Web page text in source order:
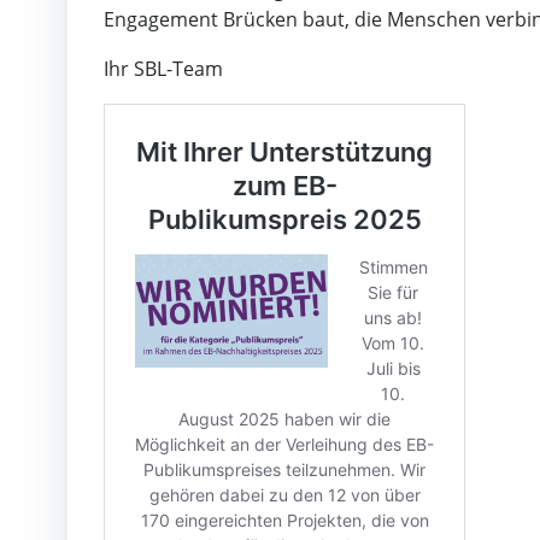
Engagement Brücken baut, die Menschen
Ihr SBL-Team